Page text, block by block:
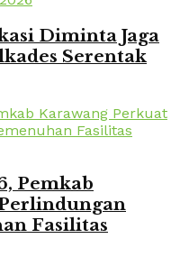
Diminta Jaga
Serentak
Pemkab
Fasilitas